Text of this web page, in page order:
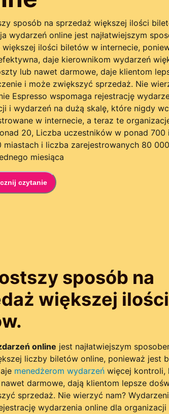
sposób na sprzedaż większej ilości
wydarzeń online jest najłatwiejszym
większej ilości biletów w internecie,
daje kierownikom wydarzeń
lub nawet darmowe, daje klientom
i może zwiększyć sprzedaż. Nie
Espresso wspomaga rejestrację
i wydarzeń na dużą skalę, które nigdy
w internecie, a teraz te
20, Liczba uczestników w ponad 700
miastach i liczba zarejestrowanych 80
miesiąca
czytanie
sposób na
większej ilości
online jest najłatwiejszym
liczby biletów online, ponieważ jest
menedżerom wydarzeńwięcej kontroli,
darmowe, dają klientom lepsze
sprzedaż. Nie wierzyć nam?
wydarzenia online dla organizacji